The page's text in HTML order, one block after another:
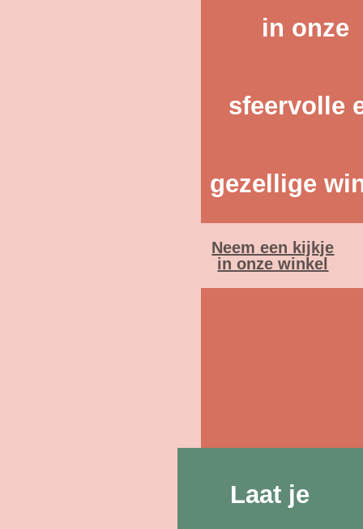
in onze
sfeervolle
gezellige
Neem een kijkje
in onze winkel
Laat je